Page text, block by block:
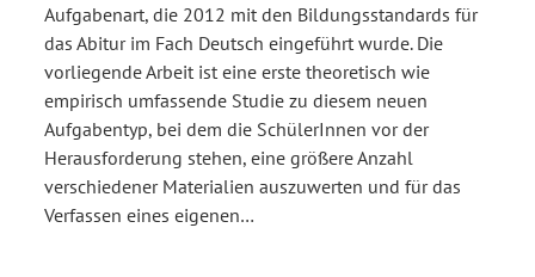
Aufgabenart, die 2012 mit den Bildungsstandards für
das Abitur im Fach Deutsch eingeführt wurde. Die
vorliegende Arbeit ist eine erste theoretisch wie
empirisch umfassende Studie zu diesem neuen
Aufgabentyp, bei dem die SchülerInnen vor der
Herausforderung stehen, eine größere Anzahl
verschiedener Materialien auszuwerten und für das
Verfassen eines eigenen…